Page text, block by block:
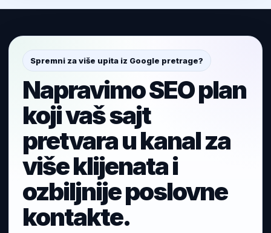
Spremni za više upita iz Google pretrage?
Napravimo SEO plan
koji vaš sajt
pretvara u kanal za
više klijenata i
ozbiljnije poslovne
kontakte.